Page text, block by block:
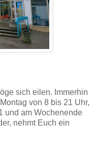
sich eilen. Immerhin
von 8 bis 21 Uhr,
und am Wochenende
nehmt Euch ein